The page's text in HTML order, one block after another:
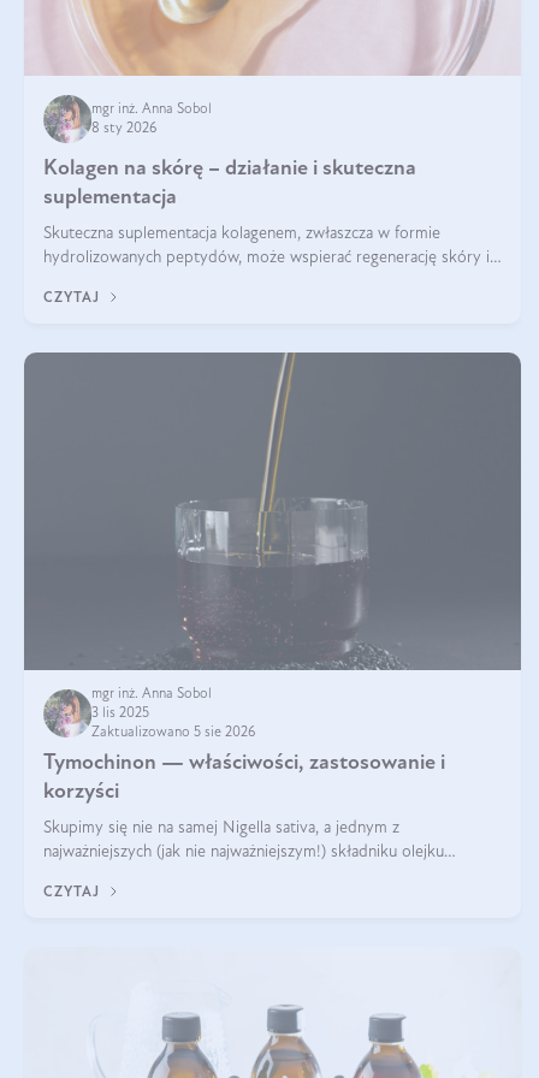
mgr inż. Anna Sobol
8 sty 2026
Kolagen na skórę – działanie i skuteczna
suplementacja
Skuteczna suplementacja kolagenem, zwłaszcza w formie
hydrolizowanych peptydów, może wspierać regenerację skóry i
regularnością stosowania.
CZYTAJ
mgr inż. Anna Sobol
3 lis 2025
Zaktualizowano 5 sie 2026
Tymochinon — właściwości, zastosowanie i
korzyści
Skupimy się nie na samej Nigella sativa, a jednym z
najważniejszych (jak nie najważniejszym!) składniku olejku
CZYTAJ